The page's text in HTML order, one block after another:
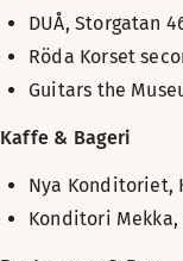
DUÅ, Storgatan
Röda Korset
Guitars the
Kaffe & Bageri
Nya Konditoriet,
Konditori Mekka,